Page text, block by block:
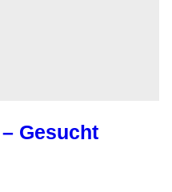
Gesucht